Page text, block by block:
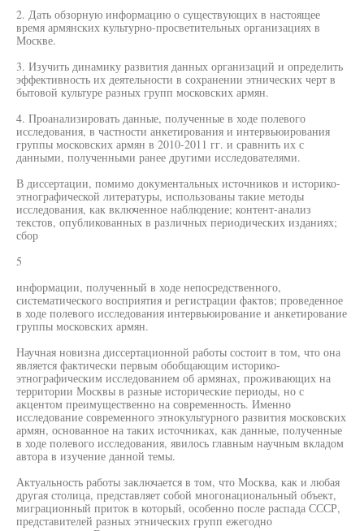
2. Дать обзорную информацию о существующих в настоящее
время армянских культурно-просветительных организациях в
Москве.
3. Изучить динамику развития данных организаций и определить
эффективность их деятельности в сохранении этнических черт в
бытовой культуре разных групп московских армян.
4. Проанализировать данные, полученные в ходе полевого
исследования, в частности анкетирования и интервьюирования
группы московских армян в 2010-2011 гг. и сравнить их с
данными, полученными ранее другими исследователями.
В диссертации, помимо документальных источников и историко-
этнографической литературы, использованы такие методы
исследования, как включенное наблюдение; контент-анализ
текстов, опубликованных в различных периодических изданиях;
сбор
5
информации, полученный в ходе непосредственного,
систематического восприятия и регистрации фактов; проведенное
в ходе полевого исследования интервьюирование и анкетирование
группы московских армян.
Научная новизна диссертационной работы состоит в том, что она
является фактически первым обобщающим историко-
этнографическим исследованием об армянах, проживающих на
территории Москвы в разные исторические периоды, но с
акцентом преимущественно на современность. Именно
исследование современного этнокультурного развития московских
армян, основанное на таких источниках, как данные, полученные
в ходе полевого исследования, явилось главным научным вкладом
автора в изучение данной темы.
Актуальность работы заключается в том, что Москва, как и любая
другая столица, представляет собой многонациональный объект,
миграционный приток в который, особенно после распада СССР,
представителей разных этнических групп ежегодно